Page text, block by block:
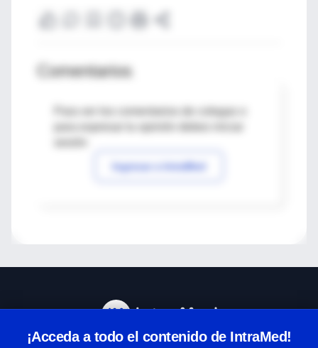
Comentarios
Para ver los comentarios de colegas o
Ingresar a IntraMed
¡Acceda a todo el contenido de IntraMed!